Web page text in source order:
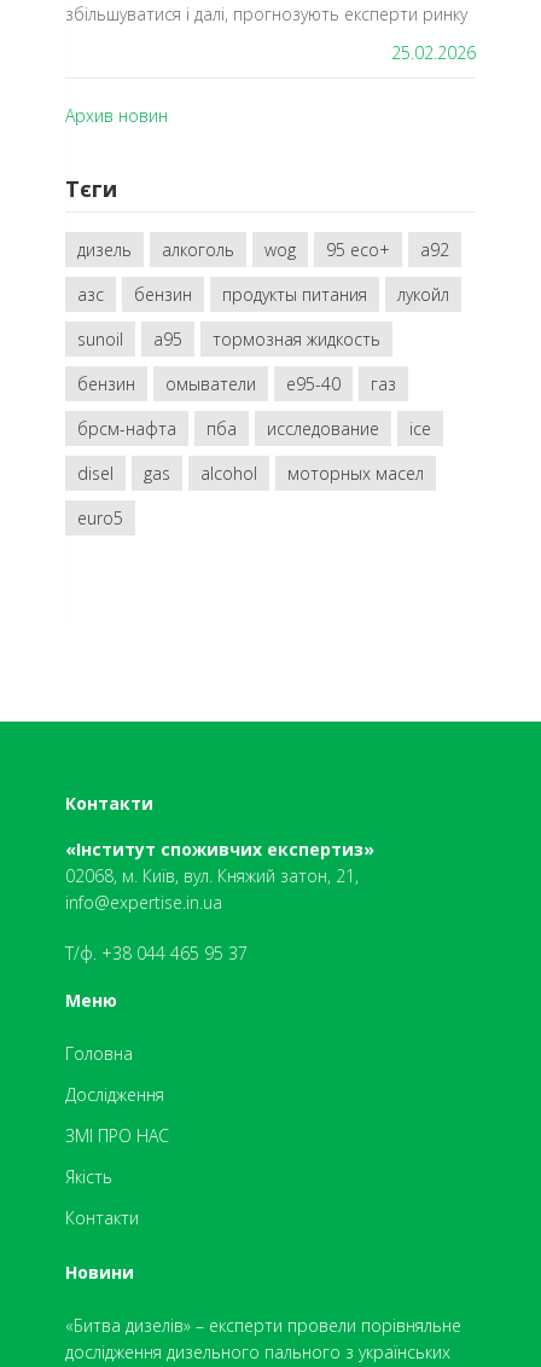
збільшуватися і далі, прогнозують експерти ринку
25.02.2026
Архив новин
Тєги
дизель алкоголь wog 95 eco+
a92
азс
бензин продукты питания
лукойл
sunoil
a95
тормозная жидкость
бензин
омыватели e95-40
газ
брсм-нафта
пба исследование
ice
disel
gas alcohol
моторных масел
euro5
Контакти
«Інститут споживчих експертиз»
02068, м. Київ, вул. Княжий затон, 21,
info@expertise.in.ua
Т/ф. +38 044 465 95 37
Меню
Головна
Дослідження
ЗМІ ПРО НАС
Якість
Контакти
Новини
«Битва дизелів» – експерти провели порівняльне
дослідження дизельного пального з українських